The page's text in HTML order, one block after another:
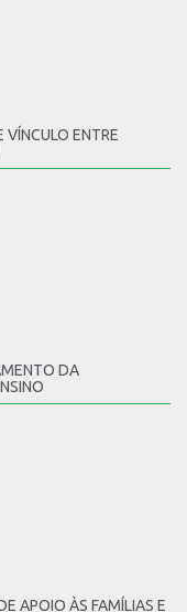
VÍNCULO ENTRE
DA
APOIO ÀS FAMÍLIAS E